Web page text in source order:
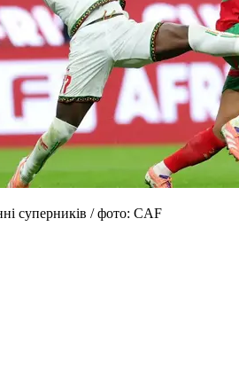
суперників / фото: CAF